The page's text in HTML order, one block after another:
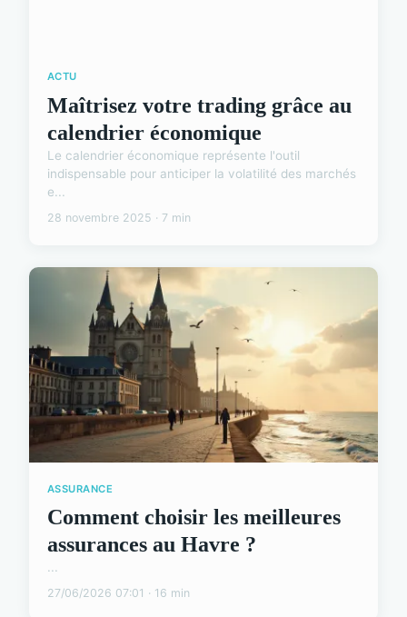
ACTU
Maîtrisez votre trading grâce au
calendrier économique
Le calendrier économique représente l'outil
indispensable pour anticiper la volatilité des marchés
e...
28 novembre 2025 · 7 min
ASSURANCE
Comment choisir les meilleures
assurances au Havre ?
...
27/06/2026 07:01 · 16 min